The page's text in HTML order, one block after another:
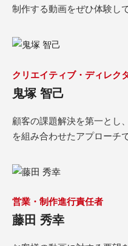
制作する動画をぜひ体験し
クリエイティブ・ディレク
鬼塚 智己
顧客の課題解決を第一とし
を組み合わせたアプローチ
営業・制作進行責任者
藤田 秀幸